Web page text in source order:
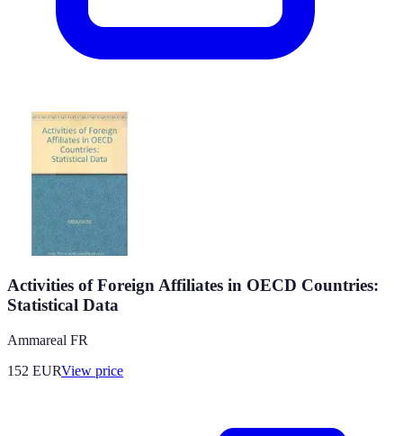
Activities of Foreign Affiliates in OECD Countries:
Statistical Data
Ammareal FR
152 EURView price